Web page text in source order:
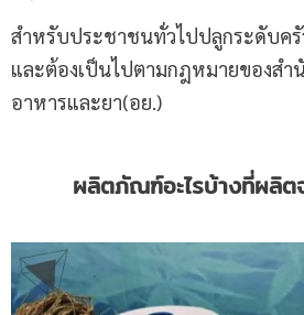
สำหรับประชาชนทั่วไปปลูกระดับครั
และต้องเป็นไปตามกฎหมายของสำ
อาหารและยา(อย.)
ผลิตภัณฑ์อะไรบ้างที่ผลิ